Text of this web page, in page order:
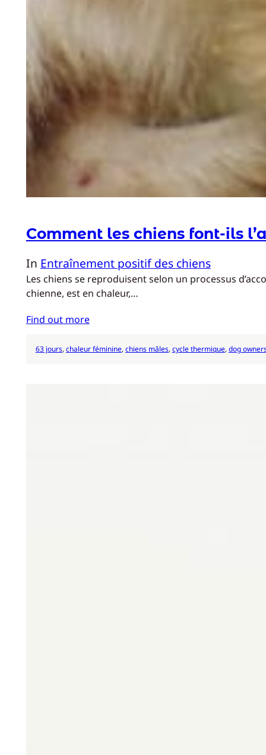
Comment les chiens font-ils
In Entraînement positif des chiens
Les chiens se reproduisent selon un processus
chienne, est en chaleur,…
Find out more
63 jours, chaleur féminine, chiens mâles, cycle thermique, dog